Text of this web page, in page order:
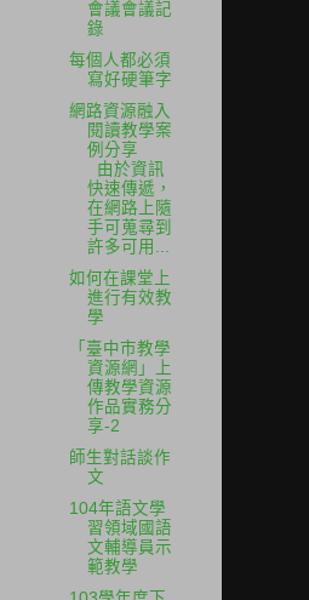
會議會議記
錄
每個人都必須
寫好硬筆字
網路資源融入
閱讀教學案
例分享
由於資訊
快速傳遞，
在網路上隨
手可蒐尋到
許多可用...
如何在課堂上
進行有效教
學
「臺中市教學
資源網」上
傳教學資源
作品實務分
享-2
師生對話談作
文
104年語文學
習領域國語
文輔導員示
範教學